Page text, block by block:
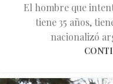
El hombre que
tiene 35 años,
nacionalizó